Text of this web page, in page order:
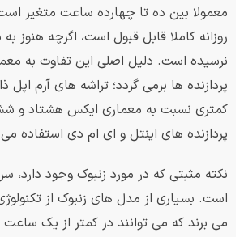
معمولا بین ده تا چهارده ساعت متغیر
روزانه کاملا قابل قبول است، اگرچه هنوز
نرسیده است. دلیل اصلی این تفاوت به
پردازنده ها برمی گردد؛ تراشه های آرم اپل
کمتری نسبت به معماری ایکس هشتاد و
پردازنده های اینتل و ای ام دی استفاده
نکته مثبتی که در مورد زنبوک وجود دارد،
است. بسیاری از مدل های زنبوک از
می برند که می توانند در کمتر از یک